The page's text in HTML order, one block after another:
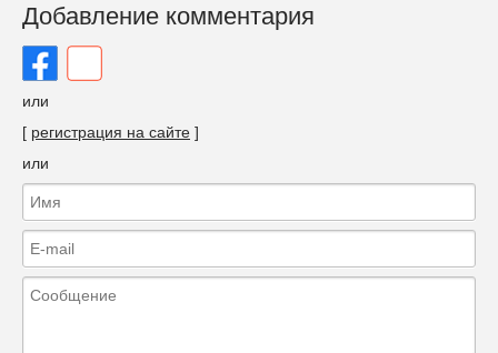
Добавление комментария
или
[ регистрация на сайте ]
или